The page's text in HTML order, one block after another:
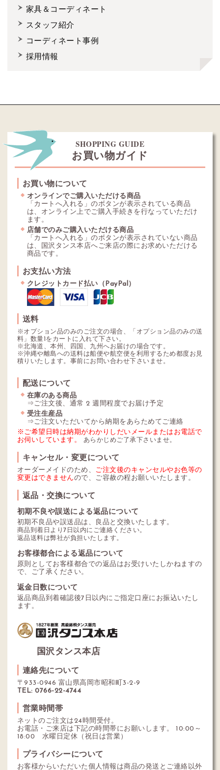
家具＆コーディネート
スタッフ紹介
コーディネート事例
採用情報
SHOPPING GUIDE
お買い物ガイド
お買い物について
オンラインでご購入いただける商品
「カートへ入れる」のボタンが表示されている商品
は、オンライン上でご購入手続きを行なっていただけ
ます。
店舗でのみご購入いただける商品
「カートへ入れる」のボタンが表示されていない商品
は、国沢タンス本店へご来店の際にお求めいただける
商品です。
お支払い方法
クレジットカード払い（PayPal）
送料
※オプション品のみのご注文の場合、「オプション品のみの送
料」数量1をカートに入れて下さい。
※北海道、本州、四国、九州へお届けの場合です。
※沖縄や離島への送料は船便や航空便を利用するため都度お見
積りいたします。事前にお問い合わせ下さいませ。
配送について
在庫のある商品
⇒ご注文後、通常 2 週間程度でお届け予定
受注生産品
⇒ご注文いただいてから納期をあらためてご連絡
※ご希望日時は納期がわかりしだいメールまたはお電話で
お伺いしています。
あらかじめご了承下さいませ。
キャンセル・変更について
オーダーメイドのため、 ご注文後のキャンセルやお色等の
変更はできませんので、ご容赦の程お願いいたします。
返品・交換について
初期不良や誤送による返品について
初期不良品や誤送品は、良品と交換いたします。
商品到着日より7日以内にご連絡ください。
返品送料は弊社が負担いたします。
お客様都合による返品について
原則としてお客様都合での返品はお受けいたしかねますの
で、ご了承ください。
返金日数について
返品商品到着確認後7日以内にご指定口座にお振込いたし
ます。
国沢タンス本店
連絡先について
〒933-0946 富山県高岡市昭和町3-2-9
TEL: 0766-22-4744
営業時間帯
ネットのご注文は24時間受付。
お電話・ご来店は下記の時間帯にお願いします。 10:00～
18:00 水曜日定休（祝日は営業）
プライバシーについて
お客様からいただいた個人情報は商品の発送とご連絡以外